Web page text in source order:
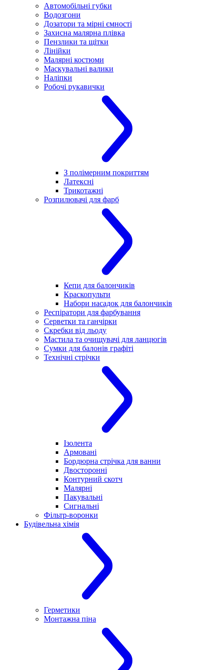
Автомобільні губки
Водозгони
Дозатори та мірні ємності
Захисна малярна плівка
Пензлики та щітки
Лінійки
Малярні костюми
Маскувальні валики
Наліпки
Робочі рукавички
З полімерним покриттям
Латексні
Трикотажні
Розпилювачі для фарб
Кепи для балончиків
Краскопульти
Набори насадок для балончиків
Респіратори для фарбування
Серветки та ганчірки
Скребки від льоду
Мастила та очищувачі для ланцюгів
Сумки для балонів графіті
Технічні стрічки
Ізолента
Армовані
Бордюрна стрічка для ванни
Двосторонні
Контурний скотч
Малярні
Пакувальні
Сигнальні
Фільтр-воронки
Будівельна хімія
Герметики
Монтажна піна